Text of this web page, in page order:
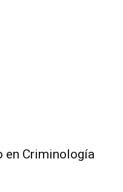
en Criminología